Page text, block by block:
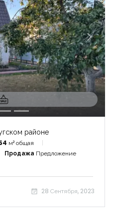
районе
м² общая
Продажа Предложение
28 Сентября, 2023